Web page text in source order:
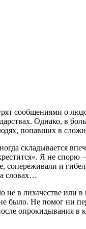
сообщениями о
Однако, в
попавших в
складывается
Я не
и
словах…
в лихачестве
было. Не помог ни
опрокидывания в